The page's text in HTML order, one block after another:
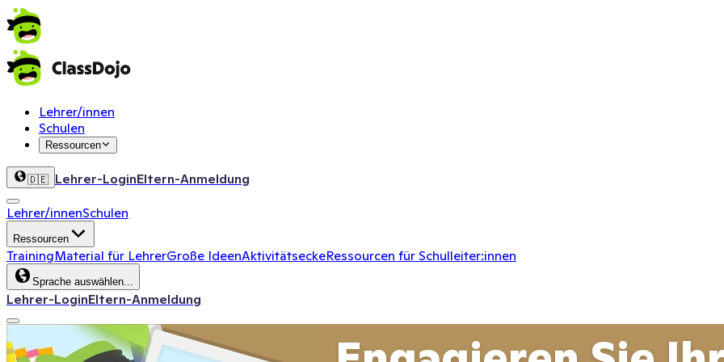
Lehrer/innen
Schulen
Ressourcen
🇩🇪 Lehrer-LoginEltern-Anmeldung
Lehrer/innenSchulen
Ressourcen
TrainingMaterial für LehrerGroße IdeenAktivitätseckeRessourcen für Schulleiter:innen
Sprache auswählen...
Lehrer-LoginEltern-Anmeldung